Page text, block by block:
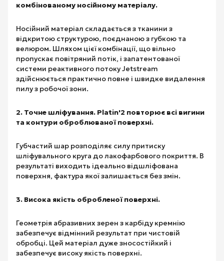
комбінованому носійному матеріалу.
Носійний матеріал складається з тканини з
відкритою структурою, поєднаною з губкою та
велюром. Шляхом цієї комбінації, що вільно
пропускає повітряний потік, і запатентованої
системи реактивного потоку Jetstream
здійснюється практично повне і швидке видалення
пилу з робочої зони.
2. Точне шліфування. Platin'2 повторює всі вигини
та контури оброблюваної поверхні.
Губчастий шар розподіляє силу притиску
шліфувального круга до лакофарбового покриття. В
результаті виходить ідеально відшліфована
поверхня, фактура якої залишається без змін.
3. Висока якість обробленої поверхні.
Геометрія абразивних зерен з карбіду кремнію
забезпечує відмінний результат при чистовій
обробці. Цей матеріал дуже зносостійкий і
забезпечує високу якість поверхні.